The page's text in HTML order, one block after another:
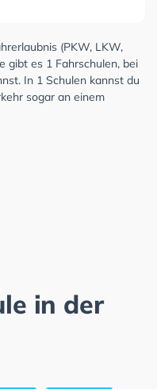
(PKW, LKW,
gibt es 1 Fahrschulen, bei
In 1 Schulen kannst du
sogar an einem
in der